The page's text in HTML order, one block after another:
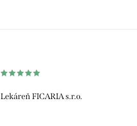
Lekáreň FICARIA s.r.o.